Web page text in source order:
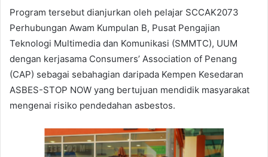
Program tersebut dianjurkan oleh pelajar SCCAK2073
Perhubungan Awam Kumpulan B, Pusat Pengajian
Teknologi Multimedia dan Komunikasi (SMMTC), UUM
dengan kerjasama Consumers’ Association of Penang
(CAP) sebagai sebahagian daripada Kempen Kesedaran
ASBES-STOP NOW yang bertujuan mendidik masyarakat
mengenai risiko pendedahan asbestos.